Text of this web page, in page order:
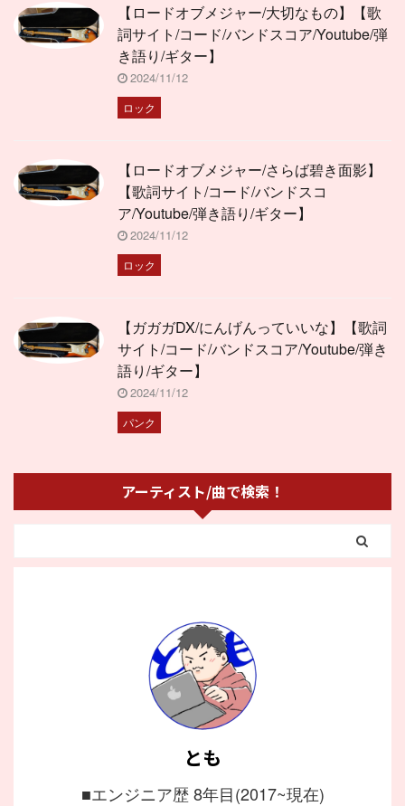
【ロードオブメジャー/大切なもの】【歌
詞サイト/コード/バンドスコア/Youtube/弾
き語り/ギター】
2024/11/12
ロック
【ロードオブメジャー/さらば碧き面影】
【歌詞サイト/コード/バンドスコ
ア/Youtube/弾き語り/ギター】
2024/11/12
ロック
【ガガガDX/にんげんっていいな】【歌詞
サイト/コード/バンドスコア/Youtube/弾き
語り/ギター】
2024/11/12
パンク
アーティスト/曲で検索！
とも
■エンジニア歴 8年目(2017~現在)